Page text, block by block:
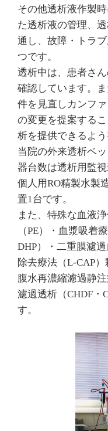
その他透析液作製
た透析液の管理、
通し、故障・トラ
つです。
透析中は、患者さ
確認しています。
件を見直しカンフ
の変更を提案する
析を提供できるよう
当院の外来透析ベ
器台数は透析用監
個人用RO精製水製
置1台です。
また、特殊な血液
（PE）・血漿吸着
DHP）・二重膜濾
除去療法（L-CAP）
腹水再濃縮濾過静
濾過透析（CHDF・
す。